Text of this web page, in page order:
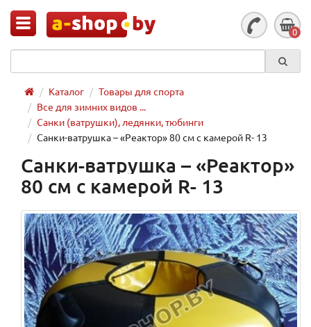
0
Каталог
Товары для спорта
Все для зимних видов ...
Санки (ватрушки), ледянки, тюбинги
Санки-ватрушка – «Реактор» 80 см с камерой R- 13
Санки-ватрушка – «Реактор»
80 см с камерой R- 13